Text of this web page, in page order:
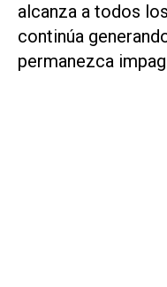
alcanza a todos
continúa
permanezca